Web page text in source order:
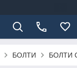
БОЛТИ БОЛТИ